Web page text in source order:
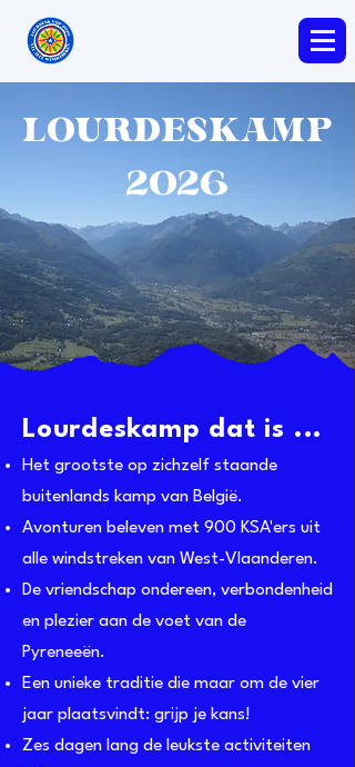
LOURDESKAMP
2026
Lourdeskamp dat is ...​
Het grootste op zichzelf staande
buitenlands kamp van België.
Avonturen beleven met 900 KSA'ers uit
alle windstreken van West-Vlaanderen.
De vriendschap ondereen, verbondenheid
en plezier aan de voet van de
Pyreneeën.
Een unieke traditie die maar om de vier
jaar plaatsvindt: grijp je kans!
Zes dagen lang de leukste activiteiten